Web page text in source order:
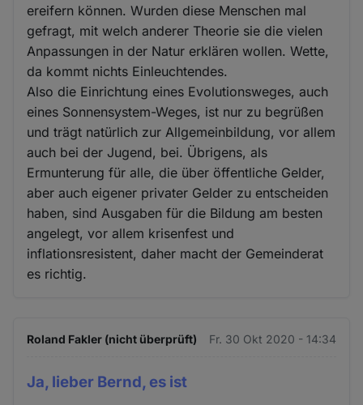
ereifern können. Wurden diese Menschen mal
gefragt, mit welch anderer Theorie sie die vielen
Anpassungen in der Natur erklären wollen. Wette,
da kommt nichts Einleuchtendes.
Also die Einrichtung eines Evolutionsweges, auch
eines Sonnensystem-Weges, ist nur zu begrüßen
und trägt natürlich zur Allgemeinbildung, vor allem
auch bei der Jugend, bei. Übrigens, als
Ermunterung für alle, die über öffentliche Gelder,
aber auch eigener privater Gelder zu entscheiden
haben, sind Ausgaben für die Bildung am besten
angelegt, vor allem krisenfest und
inflationsresistent, daher macht der Gemeinderat
es richtig.
Roland Fakler (nicht überprüft) Fr. 30 Okt 2020 - 14:34
Ja, lieber Bernd, es ist